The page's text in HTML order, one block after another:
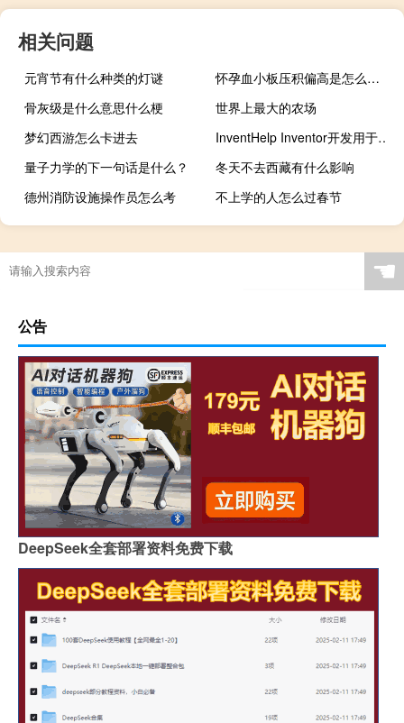
相关问题
元宵节有什么种类的灯谜
怀孕血小板压积偏高是怎么回事（血小板压积偏高是怎么回事）
骨灰级是什么意思什么梗
世界上最大的农场
梦幻西游怎么卡进去
InventHelp Inventor开发用于饮用水井的便捷配件
量子力学的下一句话是什么？
冬天不去西藏有什么影响
德州消防设施操作员怎么考
不上学的人怎么过春节
☚
公告
DeepSeek全套部署资料免费下载